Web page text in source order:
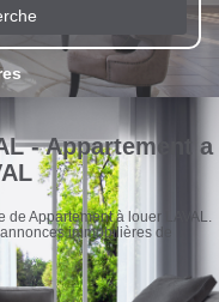
- Appartement a
Appartement à louer LAVAL.
immobilières de